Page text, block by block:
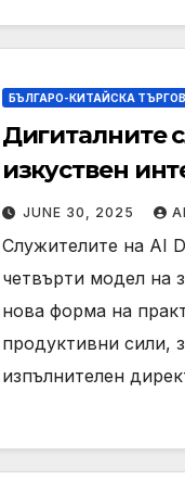
БЪЛГАРО-КИТАЙСКА
Дигиталните
изкуствен
се конкурират
сцена
JUNE 30, 2025
Служителите на AI
четвърти модел на
нова форма на
продуктивни сили,
изпълнителен